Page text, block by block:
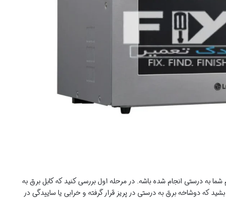
به درستی انجام شده باشه. در مرحله اول بررسی کنید که کابل برق به
که دوشاخه برق به درستی در پریز قرار گرفته و خرابی یا ساییدگی در